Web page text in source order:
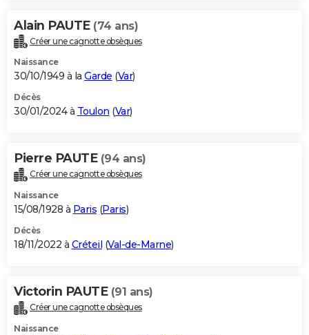
Alain PAUTE (74 ans)
Créer une cagnotte obsèques
Naissance
30/10/1949 à la Garde (Var)
Décès
30/01/2024 à Toulon (Var)
Pierre PAUTE (94 ans)
Créer une cagnotte obsèques
Naissance
15/08/1928 à Paris (Paris)
Décès
18/11/2022 à Créteil (Val-de-Marne)
Victorin PAUTE (91 ans)
Créer une cagnotte obsèques
Naissance